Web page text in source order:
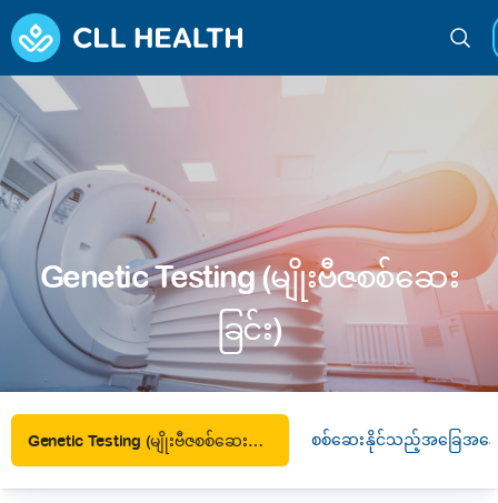
Genetic Testing (မျိုးဗီဇစစ်ဆေး
ခြင်း)
Genetic Testing (မျိုးဗီဇစစ်ဆေးခြင်း) စစ်ဆေးနိုင်သည့်အခြေအနေမ